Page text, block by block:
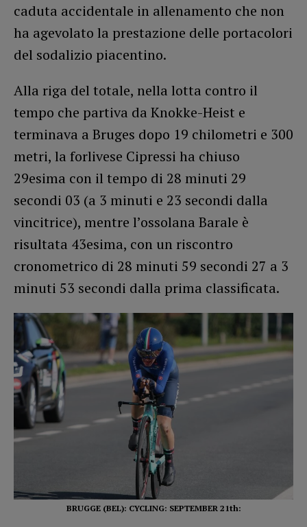
caduta accidentale in allenamento che non
ha agevolato la prestazione delle portacolori
del sodalizio piacentino.
Alla riga del totale, nella lotta contro il
tempo che partiva da Knokke-Heist e
terminava a Bruges dopo 19 chilometri e 300
metri, la forlivese Cipressi ha chiuso
29esima con il tempo di 28 minuti 29
secondi 03 (a 3 minuti e 23 secondi dalla
vincitrice), mentre l’ossolana Barale è
risultata 43esima, con un riscontro
cronometrico di 28 minuti 59 secondi 27 a 3
minuti 53 secondi dalla prima classificata.
BRUGGE (BEL): CYCLING: SEPTEMBER 21th: